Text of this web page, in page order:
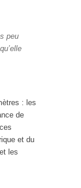
peu
: les
de
et du
les